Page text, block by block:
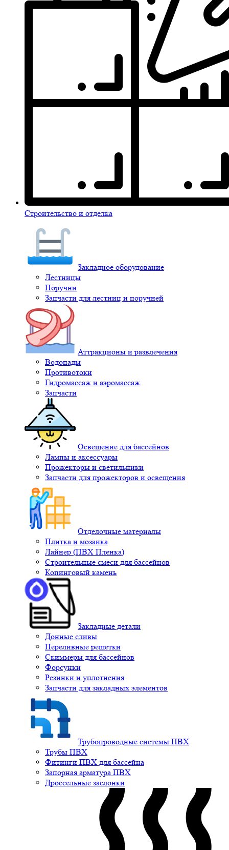
Строительство и отделка
Закладное оборудование
Лестницы
Поручни
Запчасти для лестниц и поручней
Аттракционы и развлечения
Водопады
Противотоки
Гидромассаж и аэромассаж
Запчасти
Освещение для бассейнов
Лампы и аксессуары
Прожекторы и светильники
Запчасти для прожекторов и освещения
Отделочные материалы
Плитка и мозаика
Лайнер (ПВХ Пленка)
Строительные смеси для бассейнов
Копинговый камень
Закладные детали
Донные сливы
Переливные решетки
Скиммеры для бассейнов
Форсунки
Резинки и уплотнения
Запчасти для закладных элементов
Трубопроводные системы ПВХ
Трубы ПВХ
Фитинги ПВХ для бассейна
Запорная арматура ПВХ
Дроссельные заслонки